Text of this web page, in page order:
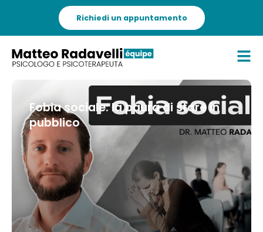
Richiedi un appuntamento
Fobia sociale: la paura di stare in
pubblico